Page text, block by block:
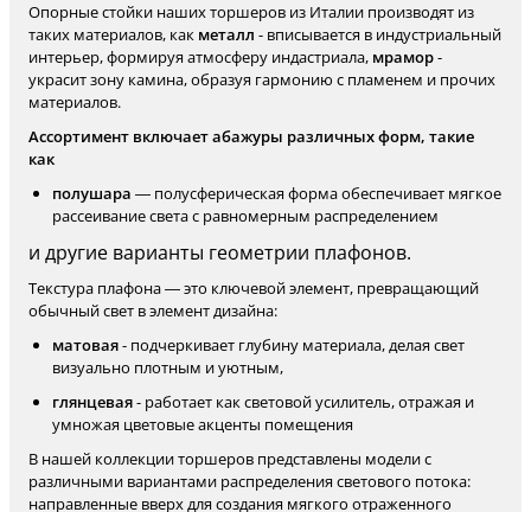
Опорные стойки наших торшеров из Италии производят из
таких материалов, как металл - вписывается в индустриальный
интерьер, формируя атмосферу индастриала, мрамор-
украсит зону камина, образуя гармонию с пламенем и прочих
материалов.
Ассортимент включает абажуры различных форм, такие
как
полушара — полусферическая форма обеспечивает мягкое
рассеивание света с равномерным распределением
и другие варианты геометрии плафонов.
Текстура плафона — это ключевой элемент, превращающий
обычный свет в элемент дизайна:
матовая- подчеркивает глубину материала, делая свет
визуально плотным и уютным,
глянцевая- работает как световой усилитель, отражая и
умножая цветовые акценты помещения
В нашей коллекции торшеров представлены модели с
различными вариантами распределения светового потока:
направленные вверх для создания мягкого отраженного